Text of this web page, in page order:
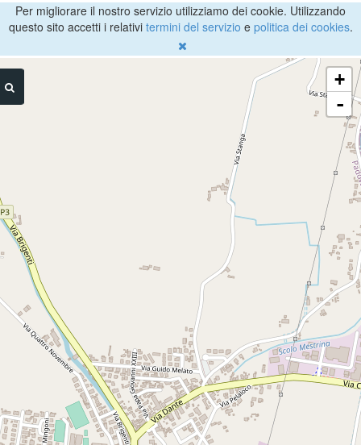
Per migliorare il nostro servizio utilizziamo dei cookie. Utilizzando
questo sito accetti i relativi termini del servizio e politica dei cookies.
+
-